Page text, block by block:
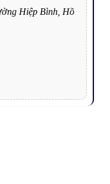
Hiệp Bình, Hồ